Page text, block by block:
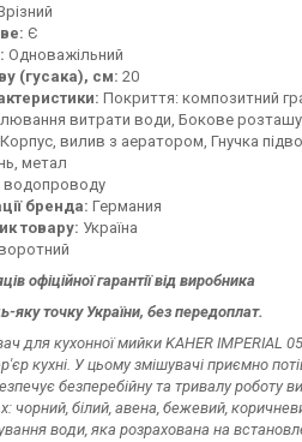
Є
Одноважільний
(гусака), см: 20
Покриття: композитний
витрати води, Бокове
Корпус, вилив з аератором, Гнучка
метал
водопроводу
бренда: Германия
товару: Україна
офіційної гарантії від виробника
точку України, без передоплат.
для кухонної мийки KAHER IMPERIAL
кухні. У цьому змішувачі приємно
безперебійну та тривалу роботу
чорний, білий, авена, бежевий,
води, яка розрахована на